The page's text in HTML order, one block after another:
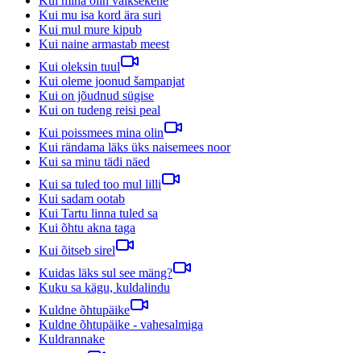
Kui mu isa kord ära suri
Kui mul mure kipub
Kui naine armastab meest
Kui oleksin tuul
Kui oleme joonud šampanjat
Kui on jõudnud sügise
Kui on tudeng reisi peal
Kui poissmees mina olin
Kui rändama läks üks naisemees noor
Kui sa minu tädi näed
Kui sa tuled too mul lilli
Kui sadam ootab
Kui Tartu linna tuled sa
Kui õhtu akna taga
Kui õitseb sirel
Kuidas läks sul see mäng?
Kuku sa kägu, kuldalindu
Kuldne õhtupäike
Kuldne õhtupäike - vahesalmiga
Kuldrannake